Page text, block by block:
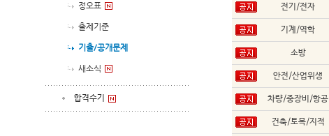
정오표
출제기준
기출/공개문제
새소식
합격수기
전기/전자
기계/역학
소방
안전/산업위생
차량/중장비/항공
건축/토목/지적